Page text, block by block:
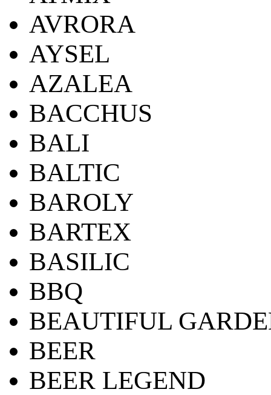
AVRORA
AYSEL
AZALEA
BACCHUS
BALI
BALTIC
BAROLY
BARTEX
BASILIC
BBQ
BEAUTIFUL
BEER
BEER LEGEND